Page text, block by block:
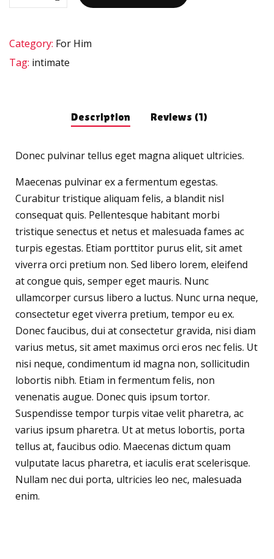
Category: For Him
Tag: intimate
Description Reviews (1)
Donec pulvinar tellus eget magna aliquet ultricies.
Maecenas pulvinar ex a fermentum egestas.
Curabitur tristique aliquam felis, a blandit nisl
consequat quis. Pellentesque habitant morbi
tristique senectus et netus et malesuada fames ac
turpis egestas. Etiam porttitor purus elit, sit amet
viverra orci pretium non. Sed libero lorem, eleifend
at congue quis, semper eget mauris. Nunc
ullamcorper cursus libero a luctus. Nunc urna neque,
consectetur eget viverra pretium, tempor eu ex.
Donec faucibus, dui at consectetur gravida, nisi diam
varius metus, sit amet maximus orci eros nec felis. Ut
nisi neque, condimentum id magna non, sollicitudin
lobortis nibh. Etiam in fermentum felis, non
venenatis augue. Donec quis ipsum tortor.
Suspendisse tempor turpis vitae velit pharetra, ac
varius ipsum pharetra. Ut at metus lobortis, porta
tellus at, faucibus odio. Maecenas dictum quam
vulputate lacus pharetra, et iaculis erat scelerisque.
Nullam nec dui porta, ultricies leo nec, malesuada
enim.